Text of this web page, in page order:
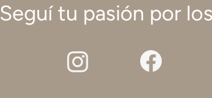
Seguí tu pasión por